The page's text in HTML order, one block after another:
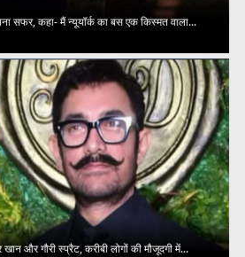
सफर, कहा- मैं न्यूयॉर्क का बस एक किस्मत वाला...
और गौरी स्प्रैट, करीबी लोगों की मौजूदगी में...